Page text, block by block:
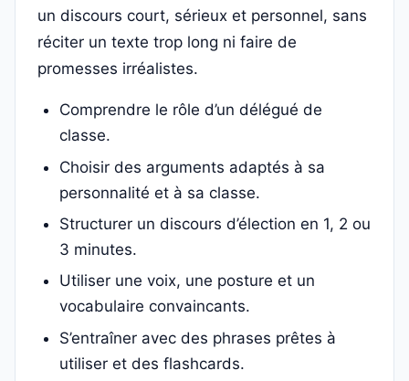
un discours court, sérieux et personnel, sans
réciter un texte trop long ni faire de
promesses irréalistes.
Comprendre le rôle d’un délégué de
classe.
Choisir des arguments adaptés à sa
personnalité et à sa classe.
Structurer un discours d’élection en 1, 2 ou
3 minutes.
Utiliser une voix, une posture et un
vocabulaire convaincants.
S’entraîner avec des phrases prêtes à
utiliser et des flashcards.